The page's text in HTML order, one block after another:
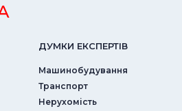
ДУМКИ ЕКСПЕРТIВ
Машинобудування
Транспорт
Нерухомість